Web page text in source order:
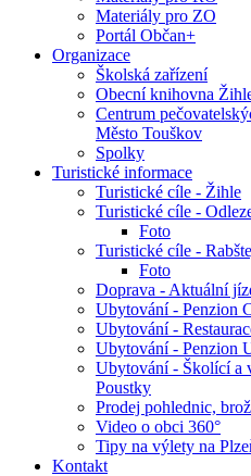
Materiály pro ZO
Portál Občan+
Organizace
Školská zařízení
Obecní knihovna
Centrum
Město Touškov
Spolky
Turistické informace
Turistické cíle - Žihle
Turistické cíle -
Foto
Turistické cíle -
Foto
Doprava - Aktuální
Ubytování - Penzion
Ubytování -
Ubytování - Penzion
Ubytování - Školící a
Poustky
Prodej pohlednic,
Video o obci 360°
Tipy na výlety na
Kontakt